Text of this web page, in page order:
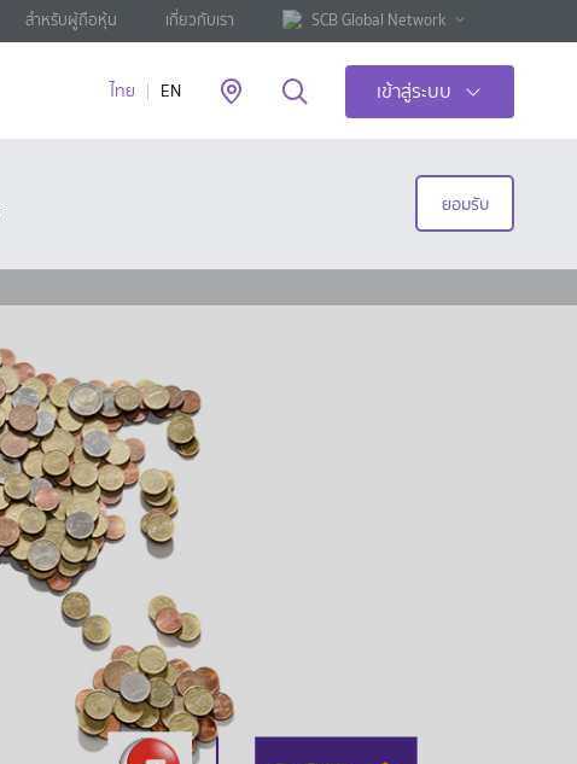
สำหรับผู้ถือหุ้น เกี่ยวกับเรา SCB Global Network
ไทย EN เข้าสู่ระบบ
ยอมรับ